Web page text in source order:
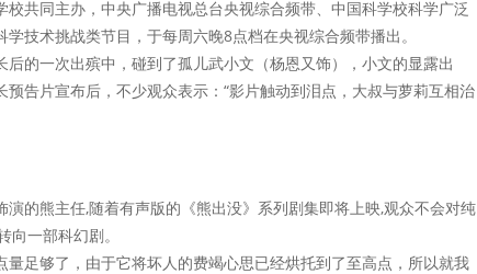
校共同主办，中央广播电视总台央视综合频带、中国科学校科学广泛
技术挑战类节目，于每周六晚8点档在央视综合频带播出。
的一次出殡中，碰到了孤儿武小文（杨恩又饰），小文的显露出
告片宣布后，不少观众表示：“影片触动到泪点，大叔与萝莉互相治
的熊主任,随着有声版的《熊出没》系列剧集即将上映,观众不会对纯
一部科幻剧。
足够了，由于它将坏人的费竭心思已经烘托到了至高点，所以就我